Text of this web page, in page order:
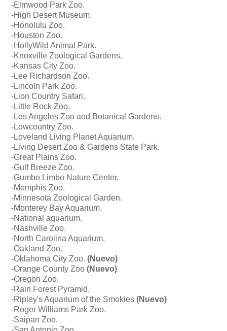
-Elmwood Park Zoo.
-High Desert Museum.
-Honolulu Zoo.
-Houston Zoo.
-HollyWild Animal Park.
-Knoxville Zoological Gardens.
-Kansas City Zoo.
-Lee Richardson Zoo.
-Lincoln Park Zoo.
-Lion Country Safari.
-Little Rock Zoo.
-Los Angeles Zoo and Botanical Gardens.
-Lowcountry Zoo.
-Loveland Living Planet Aquarium.
-Living Desert Zoo & Gardens State Park.
-Great Plains Zoo.
-Gulf Breeze Zoo.
-Gumbo Limbo Nature Center.
-Memphis Zoo.
-Minnesota Zoological Garden.
-Monterey Bay Aquarium.
-National aquarium.
-Nashville Zoo.
-North Carolina Aquarium.
-Oakland Zoo.
-Oklahoma City Zoo. (Nuevo)
-Orange County Zoo (Nuevo)
-Oregon Zoo.
-Rain Forest Pyramid.
-Ripley's Aquarium of the Smokies (Nuevo)
-Roger Williams Park Zoo.
-Saipan Zoo.